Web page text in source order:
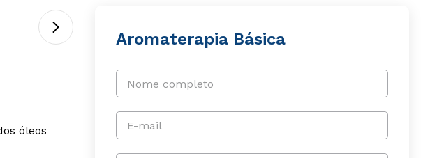
óleos
Aromaterapia Básica
Nome completo
E-mail